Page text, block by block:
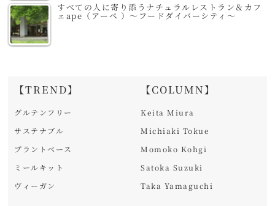
すべての人に寄り添うナチュラルレストラン＆カフ
ェape（アーペ ）～フードダイバーシティ～
【TREND】
グルテンフリー
サステナブル
プラントベース
ミールキット
ヴィーガン
【COLUMN】
Keita Miura
Michiaki Tokue
Momoko Kohgi
Satoka Suzuki
Taka Yamaguchi